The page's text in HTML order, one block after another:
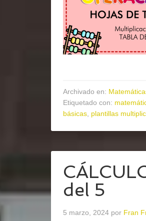
Archivado en:
Etiquetado con:
básicas plantillas
del 5
5 marzo, 2024 por Fran